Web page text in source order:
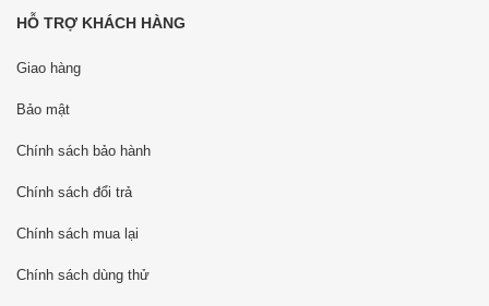
HỖ TRỢ KHÁCH HÀNG
Giao hàng
Bảo mật
Chính sách bảo hành
Chính sách đổi trả
Chính sách mua lại
Chính sách dùng thử